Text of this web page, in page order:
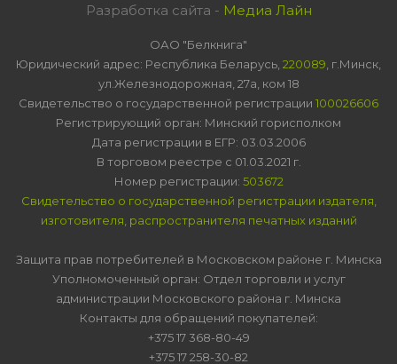
Разработка сайта - Медиа Лайн
ОАО "Белкнига"
Юридический адрес: Республика Беларусь, 220089 , г.Минск,
ул.Железнодорожная, 27а, ком 18
Свидетельство о государственной регистрации 100026606
Регистрирующий орган: Минский горисполком
Дата регистрации в ЕГР: 03.03.2006
В торговом реестре с 01.03.2021 г.
Номер регистрации: 503672
Свидетельство о государственной регистрации издателя,
изготовителя, распространителя печатных изданий
Защита прав потребителей в Московском районе г. Минска
Уполномоченный орган: Отдел торговли и услуг
администрации Московского района г. Минска
Контакты для обращений покупателей:
+375 17 368-80-49
+375 17 258-30-82